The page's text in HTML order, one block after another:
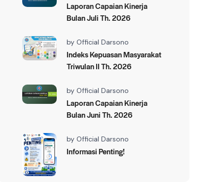
Laporan Capaian Kinerja
Bulan Juli Th. 2026
by Official Darsono
Indeks Kepuasan Masyarakat
Triwulan II Th. 2026
by Official Darsono
Laporan Capaian Kinerja
Bulan Juni Th. 2026
by Official Darsono
Informasi Penting!